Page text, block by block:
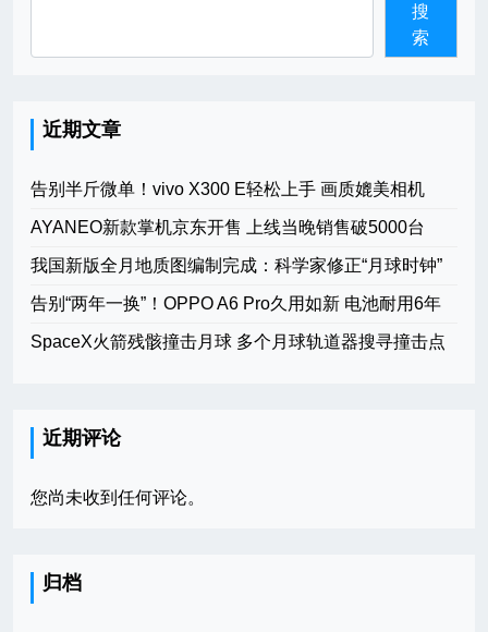
搜
索
近期文章
告别半斤微单！vivo X300 E轻松上手 画质媲美相机
AYANEO新款掌机京东开售 上线当晚销售破5000台
我国新版全月地质图编制完成：科学家修正“月球时钟”
告别“两年一换”！OPPO A6 Pro久用如新 电池耐用6年
SpaceX火箭残骸撞击月球 多个月球轨道器搜寻撞击点
近期评论
您尚未收到任何评论。
归档